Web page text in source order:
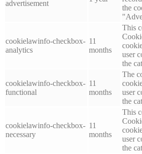
advertisement
the
cookielawinfo-checkbox-
analytics
11
months
This
user
the
cookielawinfo-checkbox-
functional
11
months
The
user
the
cookielawinfo-checkbox-
necessary
11
months
This
user
the